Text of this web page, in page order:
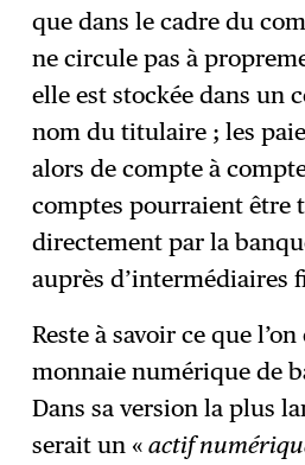
que dans le cadre du
ne circule pas à
elle est stockée dans un
nom du titulaire ; les
alors de compte à
comptes pourraient être
directement par la
auprès d’intermédiaires
Reste à savoir ce que
monnaie numérique de
Dans sa version la plus
serait un «actif